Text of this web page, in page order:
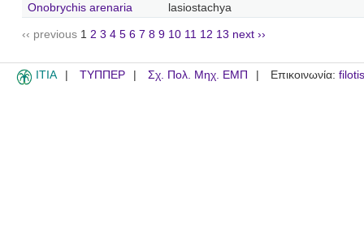
Onobrychis arenaria
lasiostachya
‹‹ previous 1 2 3 4 5 6 7 8 9 10 11 12 13 next ››
ITIA ΤΥΠΠΕΡ Σχ. Πολ. Μηχ. ΕΜΠ Επικοινωνία: